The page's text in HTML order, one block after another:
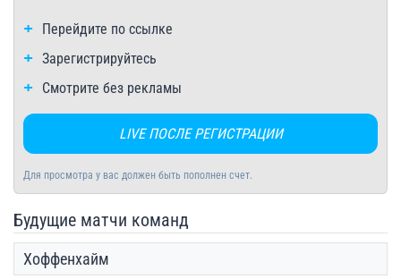
Перейдите по ссылке
Зарегистрируйтесь
Смотрите без рекламы
LIVE ПОСЛЕ РЕГИСТРАЦИИ
Для просмотра у вас должен быть пополнен счет.
Будущие матчи команд
Хоффенхайм